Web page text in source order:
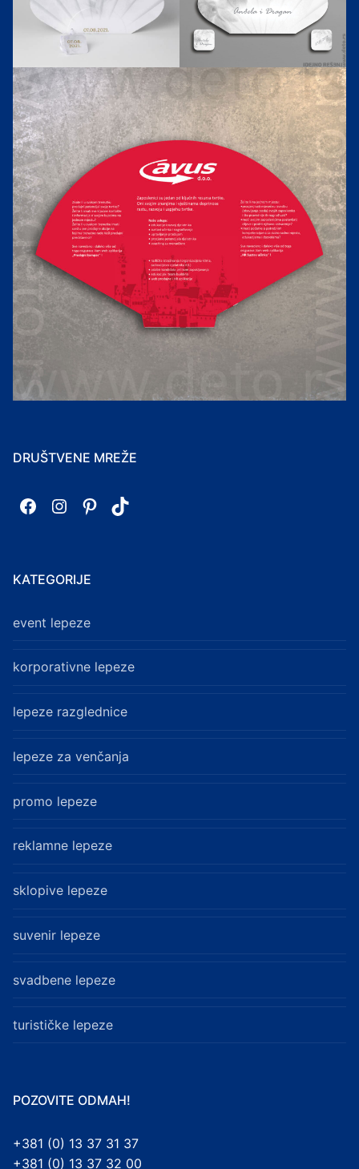
DRUŠTVENE MREŽE
Facebook
Instagram
Pinterest
TikTok
KATEGORIJE
event lepeze
korporativne lepeze
lepeze razglednice
lepeze za venčanja
promo lepeze
reklamne lepeze
sklopive lepeze
suvenir lepeze
svadbene lepeze
turističke lepeze
POZOVITE ODMAH!
+381 (0) 13 37 31 37
+381 (0) 13 37 32 00